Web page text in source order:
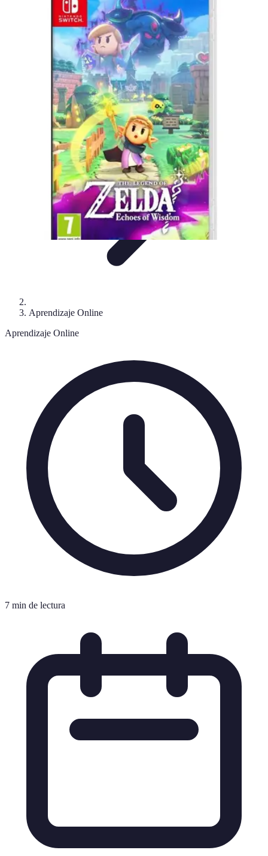
Formación en Español
Consejos y EstrategiasConsejos de AprendizajeMétodos de
Educación OnlineAprendizaje de Idiomas
Formación en Español
Aprendizaje Online
Aprendizaje Online
7 min de lectura